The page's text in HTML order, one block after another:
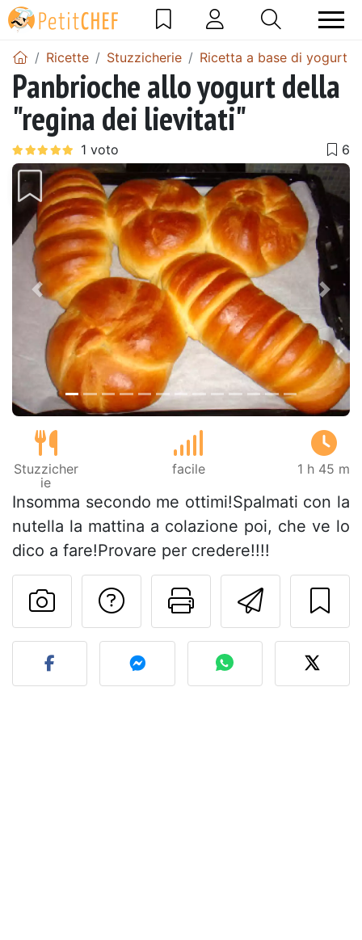
Ricette Stuzzicherie Ricetta a base di yogurt
Panbrioche allo yogurt della
"regina dei lievitati"
Precedente
Stuzzicher
ie
facile 1 h 45 m
Insomma secondo me ottimi!Spalmati con la
nutella la mattina a colazione poi, che ve lo
dico a fare!Provare per credere!!!!
Invia
Stampa la
Contatta l'autore
Pubblica la foto di